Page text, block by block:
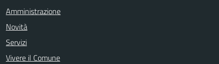
Amministrazione
Novità
Servizi
Vivere il Comune